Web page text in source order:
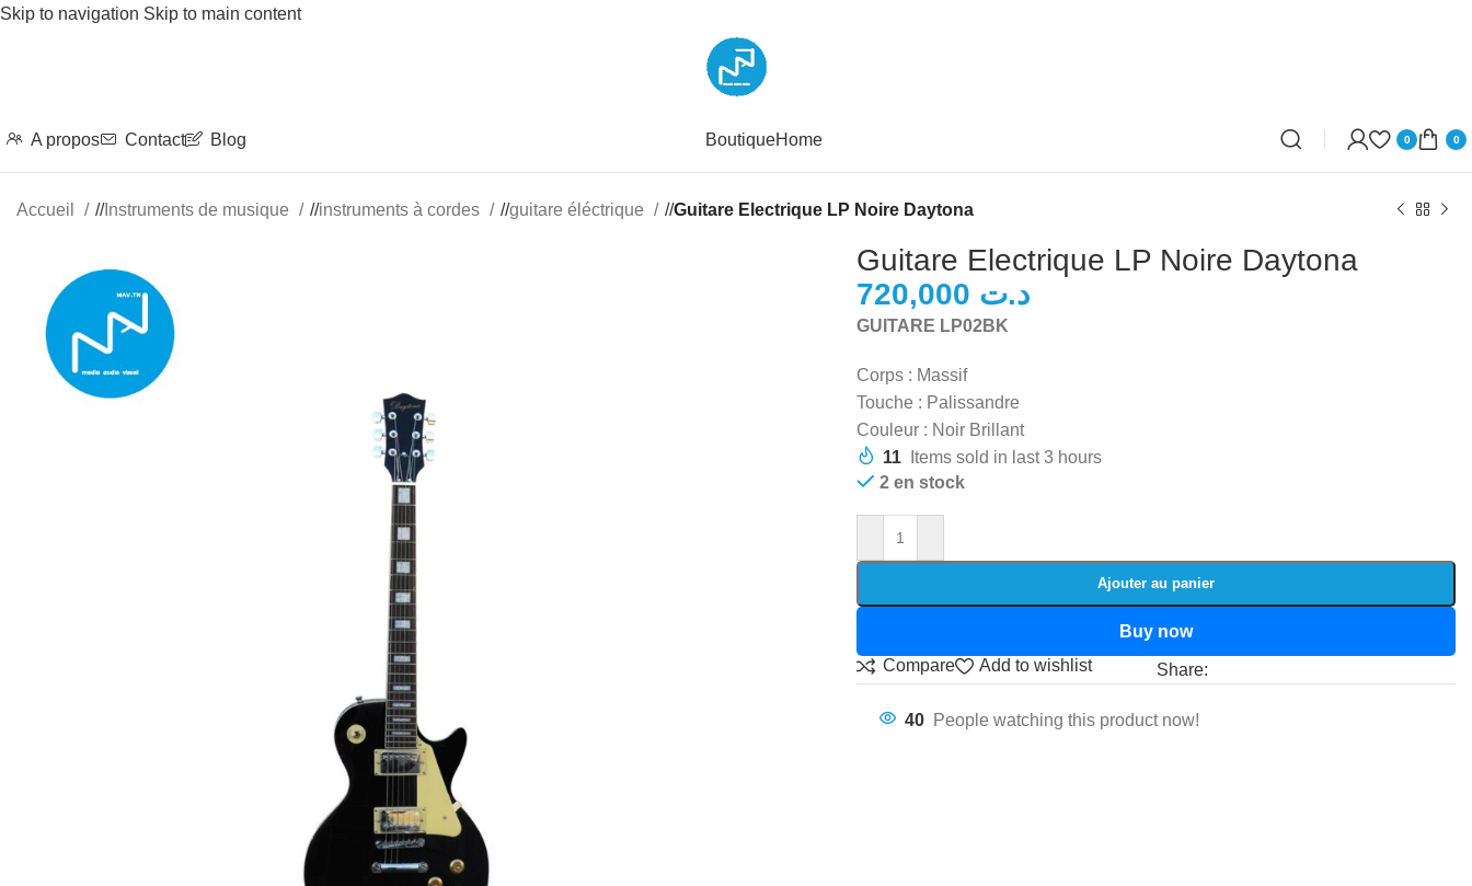
Skip to navigation Skip to main content
A propos Contact Blog BoutiqueHome 0 0
Accueil / Instruments de musique / instruments à cordes / guitare éléctrique / Guitare Electrique LP Noire Daytona
Guitare Electrique LP Noire Daytona
د.ت
GUITARE LP02BK
Corps : Massif
Touche : Palissandre
Couleur : Noir Brillant
11
Items sold in last 3 hours
2 en stock
Ajouter au panier
Buy now
Compare
Add to wishlist Share:
40 People watching this product now!